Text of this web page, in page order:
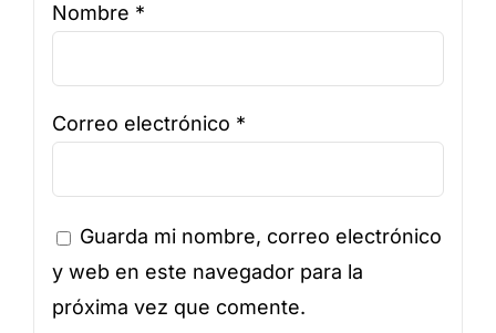
Nombre *
Correo electrónico *
Guarda mi nombre, correo electrónico
y web en este navegador para la
próxima vez que comente.